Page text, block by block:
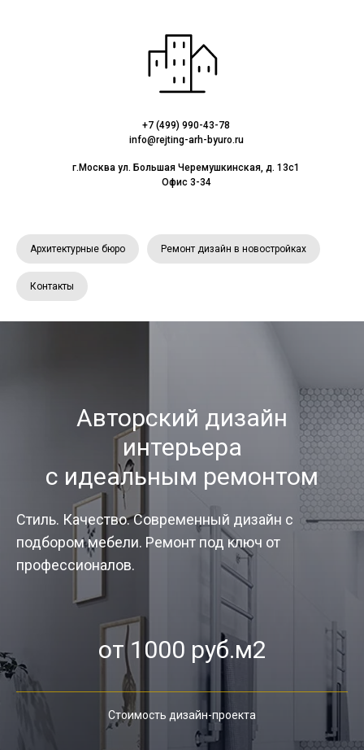
+7 (499) 990-43-78
info@rejting-arh-byuro.ru
г.Москва ул. Большая Черемушкинская, д. 13с1
Офис 3-34
Архитектурные бюро Ремонт дизайн в новостройках
Контакты
Авторский дизайн
интерьера
с идеальным ремонтом
Стиль. Качество. Современный дизайн с
подбором мебели. Ремонт под ключ от
профессионалов.
от 1000 руб.м2
Стоимость дизайн-проекта